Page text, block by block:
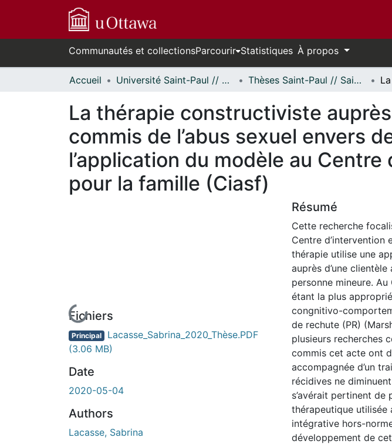
Communautés et collectionsParcourir Statistiques À propos
Accueil Université Saint-Paul // Saint Paul University Thèses Saint-Paul // Saint Paul Theses
La thérapie constructiviste
commis de l’abus sexuel envers
l’application du modèle au
pour la famille (Ciasf)
En cours de chargement...
Fichiers
Principal Lacasse_Sabrina_2020_Thèse.PDF
(3.06 MB)
Date
2020-05-04
Authors
Lacasse, Sabrina
Résumé
Cette recherche
Centre d’intervention
thérapie utilise une
auprès d’une
personne mineure.
étant la plus
congnitivo-
de rechute (PR)
plusieurs recherches
commis cet acte ont
accompagnée d’un
récidives ne
s’avérait pertinent
thérapeutique utilisée
intégrative hors-
développement de